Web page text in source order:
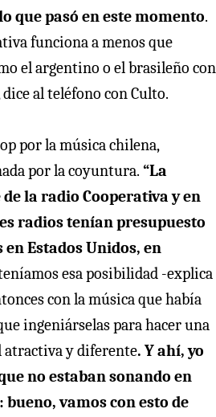
que pasó en este momento.
funciona a menos que
el argentino o el brasileño con
al teléfono con Culto.
por la música chilena,
por la coyuntura. “La
la radio Cooperativa y en
radios tenían presupuesto
Estados Unidos, en
esa posibilidad -explica
con la música que había
ingeniárselas para hacer una
atractiva y diferente. Y ahí, yo
no estaban sonando en
vamos con esto de